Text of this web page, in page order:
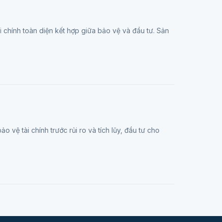
toàn diện kết hợp giữa bảo vệ và đầu tư. Sản
vệ tài chính trước rủi ro và tích lũy, đầu tư cho